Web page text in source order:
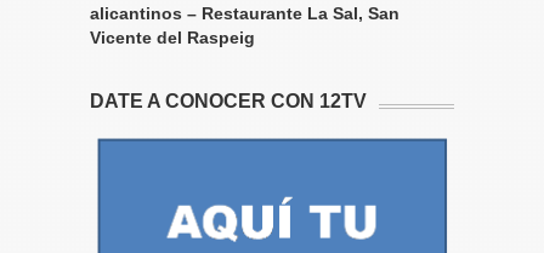
alicantinos – Restaurante La Sal, San
Vicente del Raspeig
DATE A CONOCER CON 12TV